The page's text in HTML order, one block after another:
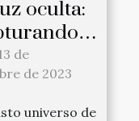
oculta:
en
de
de 2023
universo de